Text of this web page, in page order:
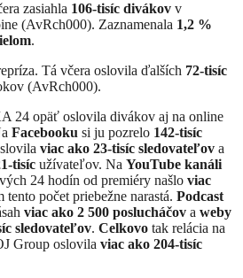
zasiahla 106-tisíc divákov v
(AvRch000). Zaznamenala 1,2 %
.
Tá včera oslovila ďalších 72-tisíc
(AvRch000).
24 opäť oslovila divákov aj na online
Facebooku si ju pozrelo 142-tisíc
viac ako 23-tisíc sledovateľov a
tisíc užívateľov. Na YouTube kanáli
24 hodín od premiéry našlo viac
tento počet priebežne narastá. Podcast
viac ako 2 500 poslucháčov a weby
sledovateľov. Celkovo tak relácia na
Group oslovila viac ako 204-tisíc